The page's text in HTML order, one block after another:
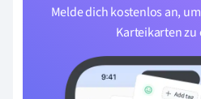
Melde dich kostenlos an,
Karteikarten zu